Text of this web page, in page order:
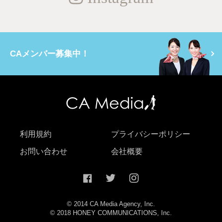
CAメンバー募集中！
利用規約 プライバシーポリシー
お問い合わせ 会社概要
© 2014 CA Media Agency, Inc.
© 2018 HONEY COMMUNICATIONS, Inc.